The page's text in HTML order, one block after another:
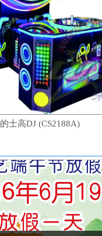
的士高DJ (CS2188A)